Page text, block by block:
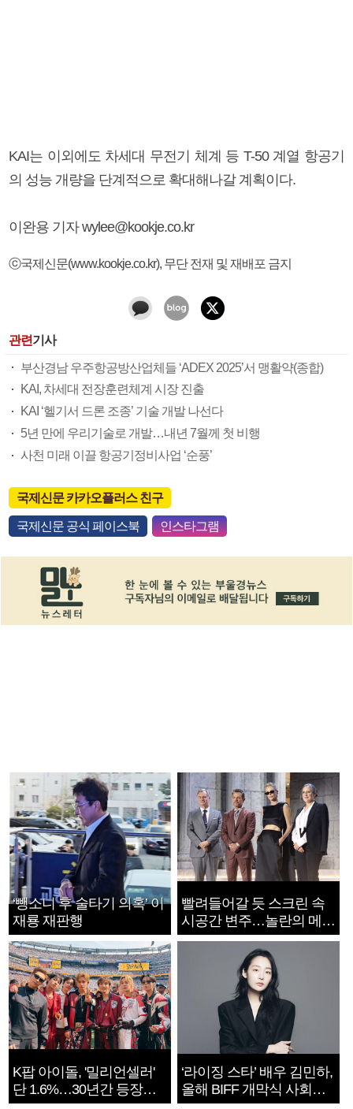
KAI는 이외에도 차세대 무전기 체계 등 T-50 계열 항공기
의 성능 개량을 단계적으로 확대해나갈 계획이다.
이완용 기자 wylee@kookje.co.kr
ⓒ국제신문(www.kookje.co.kr), 무단 전재 및 재배포 금지
관련기사
부산경남 우주항공방산업체들 ‘ADEX 2025’서 맹활약(종합)
KAI, 차세대 전장훈련체계 시장 진출
KAI ‘헬기서 드론 조종’ 기술 개발 나선다
5년 만에 우리기술로 개발…내년 7월께 첫 비행
사천 미래 이끌 항공기정비사업 ‘순풍’
국제신문 카카오플러스 친구
국제신문 공식 페이스북 인스타그램
‘뺑소니 후 술타기 의혹’ 이
재룡 재판행
빨려들어갈 듯 스크린 속
시공간 변주…놀란의 메시
지는 ‘전쟁 속죄’
K팝 아이돌, '밀리언셀러'
단 1.6%…30년간 등장
‘라이징 스타’ 배우 김민하,
올해 BIFF 개막식 사회자